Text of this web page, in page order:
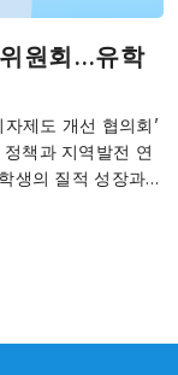
원회…유학
제도 개선 협의회’
책과 지역발전 연
생의 질적 성장과